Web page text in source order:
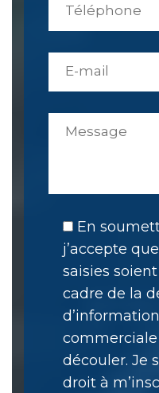
En
j’accepte
saisies
cadre de la
découler. Je
droit à